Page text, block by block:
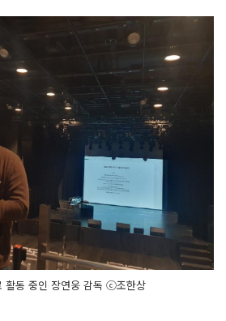
활동 중인 장연웅 감독 ⓒ조한상